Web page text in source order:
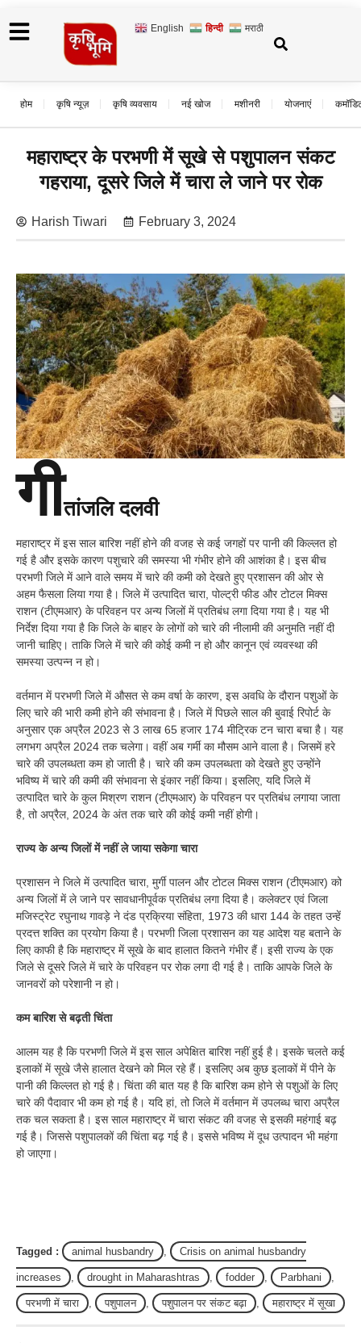
English हिन्दी मराठी
होम कृषि न्यूज़ कृषि व्यवसाय नई खोज मशीनरी योजनाएं
महाराष्ट्र के परभणी में सूखे से पशुपालन संकट
गहराया, दूसरे जिले में चारा ले जाने पर रोक
Harish Tiwari February 3, 2024
गीतांजलि दलवी
महाराष्ट्र में इस साल बारिश नहीं होने की वजह से कई जगहों पर पानी की किल्लत हो
गई है और इसके कारण पशुचारे की समस्या भी गंभीर होने की आशंका है। इस बीच
परभणी जिले में आने वाले समय में चारे की कमी को देखते हुए प्रशासन की ओर से
अहम फैसला लिया गया है। जिले में उत्पादित चारा, पोल्ट्री फीड और टोटल मिक्स
राशन (टीएमआर) के परिवहन पर अन्य जिलों में प्रतिबंध लगा दिया गया है। यह भी
निर्देश दिया गया है कि जिले के बाहर के लोगों को चारे की नीलामी की अनुमति नहीं दी
जानी चाहिए। ताकि जिले में चारे की कोई कमी न हो और कानून एवं व्यवस्था की
समस्या उत्पन्न न हो।
वर्तमान में परभणी जिले में औसत से कम वर्षा के कारण, इस अवधि के दौरान पशुओं के
लिए चारे की भारी कमी होने की संभावना है। जिले में पिछले साल की बुवाई रिपोर्ट के
अनुसार एक अप्रैल 2023 से 3 लाख 65 हजार 174 मीट्रिक टन चारा बचा है। यह
लगभग अप्रैल 2024 तक चलेगा। वहीं अब गर्मी का मौसम आने वाला है। जिसमें हरे
चारे की उपलब्धता कम हो जाती है। चारे की कम उपलब्धता को देखते हुए उन्होंने
भविष्य में चारे की कमी की संभावना से इंकार नहीं किया। इसलिए, यदि जिले में
उत्पादित चारे के कुल मिश्रण राशन (टीएमआर) के परिवहन पर प्रतिबंध लगाया जाता
है, तो अप्रैल, 2024 के अंत तक चारे की कोई कमी नहीं होगी।
राज्य के अन्य जिलों में नहीं ले जाया सकेगा चारा
प्रशासन ने जिले में उत्पादित चारा, मुर्गी पालन और टोटल मिक्स राशन (टीएमआर) को
अन्य जिलों में ले जाने पर सावधानीपूर्वक प्रतिबंध लगा दिया है। कलेक्टर एवं जिला
मजिस्ट्रेट रघुनाथ गावड़े ने दंड प्रक्रिया संहिता, 1973 की धारा 144 के तहत उन्हें
प्रदत्त शक्ति का प्रयोग किया है। परभणी जिला प्रशासन का यह आदेश यह बताने के
लिए काफी है कि महाराष्ट्र में सूखे के बाद हालात कितने गंभीर हैं। इसी राज्य के एक
जिले से दूसरे जिले में चारे के परिवहन पर रोक लगा दी गई है। ताकि आपके जिले के
जानवरों को परेशानी न हो।
कम बारिश से बढ़ती चिंता
आलम यह है कि परभणी जिले में इस साल अपेक्षित बारिश नहीं हुई है। इसके चलते कई
इलाकों में सूखे जैसे हालात देखने को मिल रहे हैं। इसलिए अब कुछ इलाकों में पीने के
पानी की किल्लत हो गई है। चिंता की बात यह है कि बारिश कम होने से पशुओं के लिए
चारे की पैदावार भी कम हो गई है। यदि हां, तो जिले में वर्तमान में उपलब्ध चारा अप्रैल
तक चल सकता है। इस साल महाराष्ट्र में चारा संकट की वजह से इसकी महंगाई बढ़
गई है। जिससे पशुपालकों की चिंता बढ़ गई है। इससे भविष्य में दूध उत्पादन भी महंगा
हो जाएगा।
Tagged : animal husbandry , Crisis on animal husbandry
increases , drought in Maharashtras , fodder , Parbhani ,
परभणी में चारा , पशुपालन , पशुपालन पर संकट बढ़ा , महाराष्ट्र में सूखा